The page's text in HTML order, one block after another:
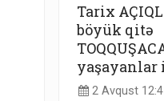
Tarix
böyük qitə
yaşayanlar
2 Avqust